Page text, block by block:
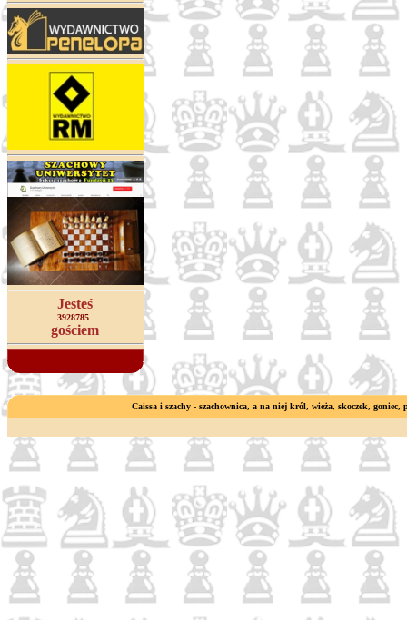
Jesteś
3928785
gościem
Caissa i szachy - szachownica, a na niej król, wieża, skoczek,